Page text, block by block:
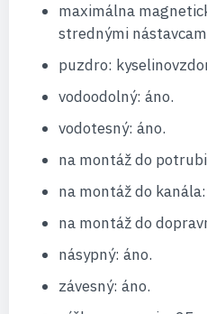
maximálna
strednými
puzdro:
vodoodolný: áno.
vodotesný: áno.
na montáž do
na montáž do
na montáž do
násypný: áno.
závesný: áno.